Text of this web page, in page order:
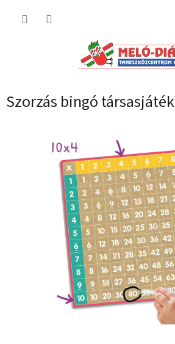
Szorzás bingó társasjáték